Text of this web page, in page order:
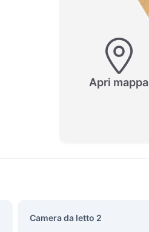
Apri mappa
Camera da letto 2